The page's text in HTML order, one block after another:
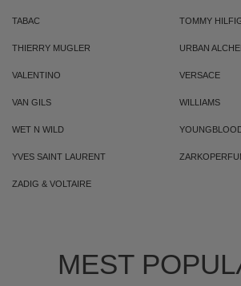
TABAC TOMMY
THIERRY MUGLER URBAN
VALENTINO VERSACE
VAN GILS WILLIAMS
WET N WILD
YVES SAINT LAURENT
ZADIG & VOLTAIRE
MEST